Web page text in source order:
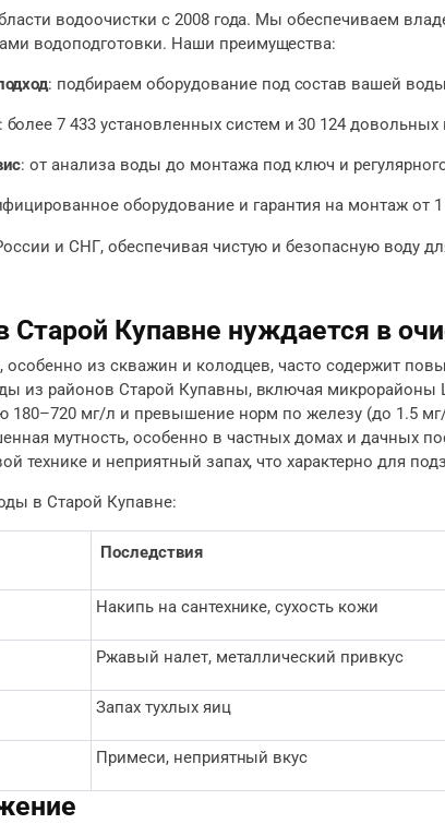
водоочистки с 2008 года. Мы обеспечиваем
водоподготовки. Наши преимущества:
: подбираем оборудование под состав вашей
более 7 433 установленных систем и 30 124 довольных
: от анализа воды до монтажа под ключ и
оборудование и гарантия на монтаж от 1
и СНГ, обеспечивая чистую и безопасную воду
Старой Купавне нуждается в
особенно из скважин и колодцев, часто содержит
из районов Старой Купавны, включая
180–720 мг/л и превышение норм по железу (до 1.5
мутность, особенно в частных домах и дачных
технике и неприятный запах, что характерно для
в Старой Купавне:
Последствия
Накипь на сантехнике, сухость кожи
Ржавый налет, металлический привкус
Запах тухлых яиц
Примеси, неприятный вкус